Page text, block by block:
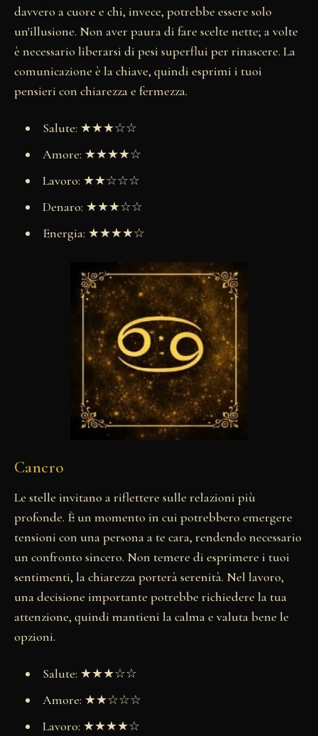
davvero a cuore e chi, invece, potrebbe essere solo
un'illusione. Non aver paura di fare scelte nette; a volte
è necessario liberarsi di pesi superflui per rinascere. La
comunicazione è la chiave, quindi esprimi i tuoi
pensieri con chiarezza e fermezza.
Salute: ★★★☆☆
Amore: ★★★★☆
Lavoro: ★★☆☆☆
Denaro: ★★★☆☆
Energia: ★★★★☆
Cancro
Le stelle invitano a riflettere sulle relazioni più
profonde. È un momento in cui potrebbero emergere
tensioni con una persona a te cara, rendendo necessario
un confronto sincero. Non temere di esprimere i tuoi
sentimenti, la chiarezza porterà serenità. Nel lavoro,
una decisione importante potrebbe richiedere la tua
attenzione, quindi mantieni la calma e valuta bene le
opzioni.
Salute: ★★★☆☆
Amore: ★★☆☆☆
Lavoro: ★★★★☆